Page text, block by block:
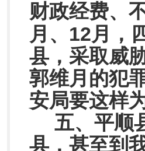
财政经费、
月、 12月，
县，采取威
郭维月的犯
安局要这样
五、平顺
县，甚至到